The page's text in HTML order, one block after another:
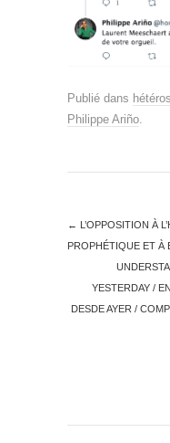
Publié dans
Philippe Ariño.
← L’OPPOSITION À
PROPHÉTIQUE ET À
YESTERDAY /
DESDE AYER /